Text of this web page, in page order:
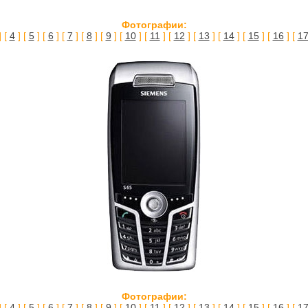
Фотографии:
[ 4] [ 5] [ 6 ] [ 7 ] [ 8 ] [ 9 ] [ 10] [ 11 ] [ 12 ] [ 13 ] [ 14] [ 15] [ 16 ] [ 17
Фотографии: